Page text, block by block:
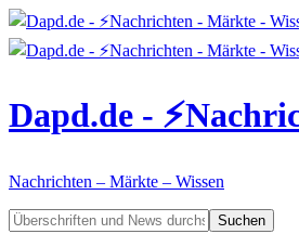
Dapd.de -
Nachrichten – Märkte – Wissen